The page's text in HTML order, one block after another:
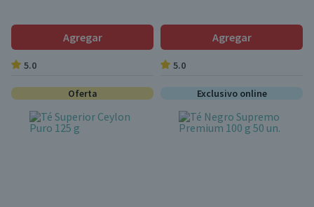
Agregar
5.0
Agregar
5.0
Oferta Exclusivo online